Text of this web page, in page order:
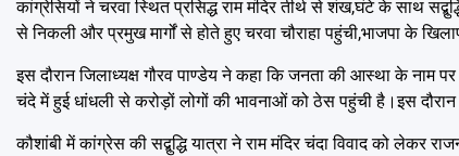
कांग्रेसियों ने चरवा स्थित प्रसिद्ध राम मंदिर तीर्थ से शंख,घंटे के साथ
से निकली और प्रमुख मार्गों से होते हुए चरवा चौराहा पहुंची,भाजपा के
इस दौरान जिलाध्यक्ष गौरव पाण्डेय ने कहा कि जनता की आस्था के नाम
चंदे में हुई धांधली से करोड़ों लोगों की भावनाओं को ठेस पहुंची है।इस
कौशांबी मेंकांग्रेसकी सद्बुद्धि यात्रा नेराम मंदिरचंदा विवाद को लेकर